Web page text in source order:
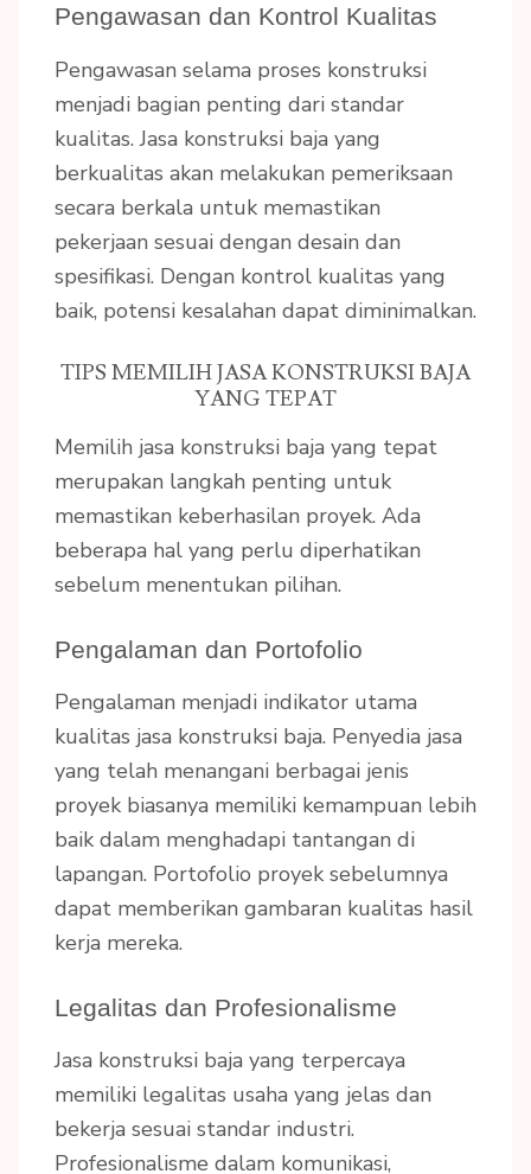
Pengawasan dan Kontrol Kualitas
Pengawasan selama proses konstruksi
menjadi bagian penting dari standar
kualitas. Jasa konstruksi baja yang
berkualitas akan melakukan pemeriksaan
secara berkala untuk memastikan
pekerjaan sesuai dengan desain dan
spesifikasi. Dengan kontrol kualitas yang
baik, potensi kesalahan dapat diminimalkan.
TIPS MEMILIH JASA KONSTRUKSI BAJA
YANG TEPAT
Memilih jasa konstruksi baja yang tepat
merupakan langkah penting untuk
memastikan keberhasilan proyek. Ada
beberapa hal yang perlu diperhatikan
sebelum menentukan pilihan.
Pengalaman dan Portofolio
Pengalaman menjadi indikator utama
kualitas jasa konstruksi baja. Penyedia jasa
yang telah menangani berbagai jenis
proyek biasanya memiliki kemampuan lebih
baik dalam menghadapi tantangan di
lapangan. Portofolio proyek sebelumnya
dapat memberikan gambaran kualitas hasil
kerja mereka.
Legalitas dan Profesionalisme
Jasa konstruksi baja yang terpercaya
memiliki legalitas usaha yang jelas dan
bekerja sesuai standar industri.
Profesionalisme dalam komunikasi,